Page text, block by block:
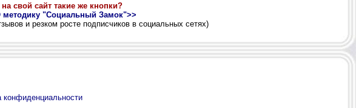
свой сайт такие же кнопки?
"Социальный Замок">>
и резком росте подписчиков в социальных сетях)
конфиденциальности